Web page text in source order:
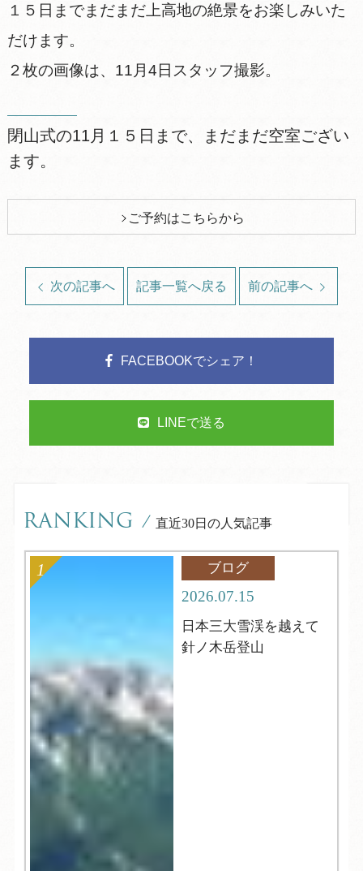
１５日までまだまだ上高地の絶景をお楽しみいた
だけます。
２枚の画像は、11月4日スタッフ撮影。
閉山式の11月１５日まで、まだまだ空室ござい
ます。
ご予約はこちらから
次の記事へ 記事一覧へ戻る 前の記事へ
FACEBOOKでシェア！
LINEで送る
RANKING / 直近30日の人気記事
ブログ
2026.07.15
日本三大雪渓を越えて
針ノ木岳登山